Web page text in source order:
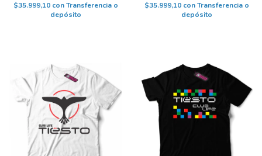
$35.999,10 con Transferencia o
depósito
$35.999,10 con Transferencia o
depósito